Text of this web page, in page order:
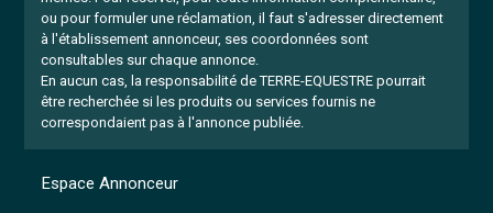
ou pour formuler une réclamation, il faut s'adresser directement
à l'établissement annonceur, ses coordonnées sont
consultables sur chaque annonce.
En aucun cas, la responsabilité de TERRE-EQUESTRE pourrait
être recherchée si les produits ou services fournis ne
correspondaient pas à l'annonce publiée.
Espace Annonceur